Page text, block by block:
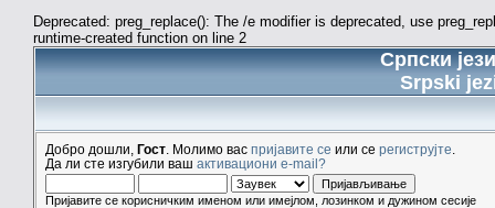
Deprecated: preg_replace(): The /e modifier is deprecated, use
runtime-created function on line 2
Српски
Srpski
Добро дошли, Гост . Молимо вас пријавите се или се региструјте
Да ли сте изгубили ваш активациони e-mail?
Пријавите се корисничким именом или имејлом, лозинком и дужином сесије